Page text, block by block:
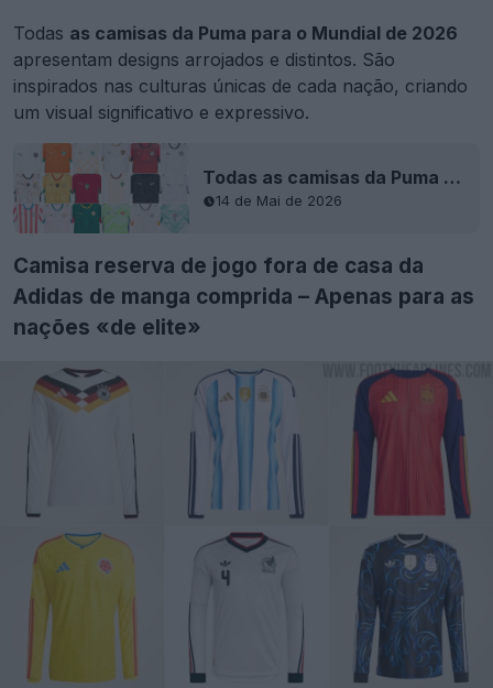
Todas as camisas da Puma para o Mundial de 2026
apresentam designs arrojados e distintos. São
inspirados nas culturas únicas de cada nação, criando
um visual significativo e expressivo.
Todas as camisas da Puma para o Mundial de 2026 já foram lançadas
14 de Mai de 2026
Camisa reserva de jogo fora de casa da
Adidas de manga comprida – Apenas para as
nações «de elite»